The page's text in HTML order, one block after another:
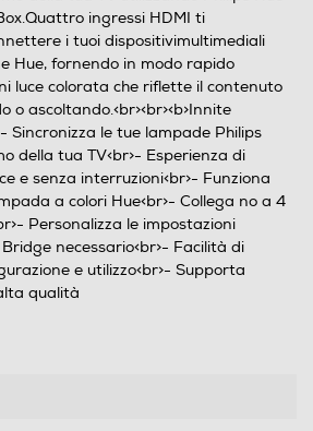
ingressi HDMI ti
i tuoi dispositivimultimediali
Hue, fornendo in modo rapido
luce colorata che riflette il contenuto
ascoltando.<br><br><b>Innite
Sincronizza le tue lampade Philips
della tua TV<br>- Esperienza di
e senza interruzioni<br>- Funziona
a colori Hue<br>- Collega no a 4
Personalizza le impostazioni
necessario<br>- Facilità di
e utilizzo<br>- Supporta
qualità